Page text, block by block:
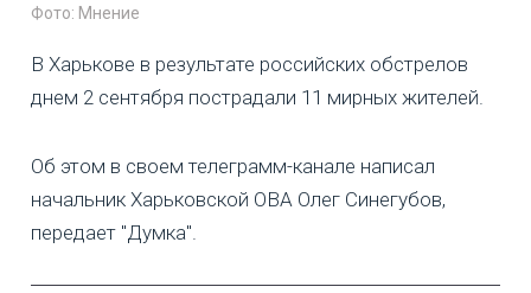
Фото: Мнение
В Харькове в результате российских обстрелов
днем 2 сентября пострадали 11 мирных жителей.
Об этом в своем телеграмм-канале написал
начальник Харьковской ОВА Олег Синегубов,
передает "Думка".